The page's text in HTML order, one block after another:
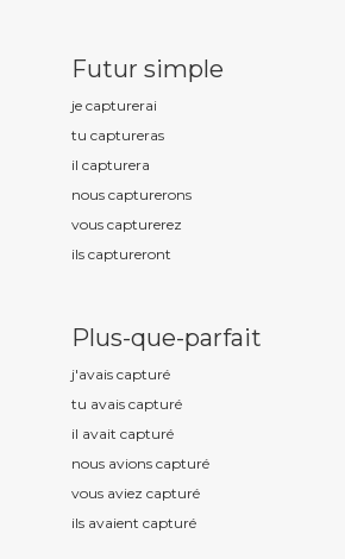
Futur simple
je capturerai
tu captureras
il capturera
nous capturerons
vous capturerez
ils captureront
Plus-que-parfait
j'avais capturé
tu avais capturé
il avait capturé
nous avions capturé
vous aviez capturé
ils avaient capturé